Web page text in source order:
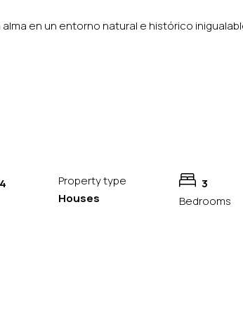
Property type
Houses
3
Bedrooms